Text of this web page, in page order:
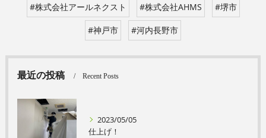
#株式会社アールネクスト #株式会社AHMS #堺市
#神戸市 #河内長野市
最近の投稿 Recent Posts
2023/05/05
仕上げ！